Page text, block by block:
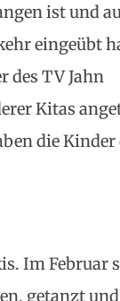
ist und
eingeübt
des TV Jahn
Kitas
die
Im Februar
getanzt und